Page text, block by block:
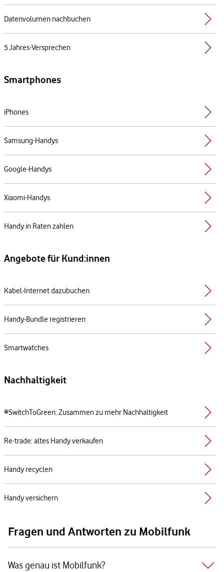
Datenvolumen nachbuchen
5 Jahres-Versprechen
Smartphones
iPhones
Samsung-Handys
Google-Handys
Xiaomi-Handys
Handy in Raten zahlen
Angebote für Kund:innen
Kabel-Internet dazubuchen
Handy-Bundle registrieren
Smartwatches
Nachhaltigkeit
#SwitchToGreen: Zusammen zu mehr Nachhaltigkeit
Re-trade: altes Handy verkaufen
Handy recyclen
Handy versichern
Fragen und Antworten zu Mobilfunk
Was genau ist Mobilfunk?